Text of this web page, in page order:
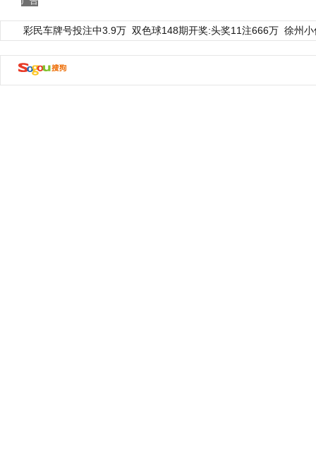
彩民车牌号投注中3.9万 双色球148期开奖:头奖11注666万 徐州